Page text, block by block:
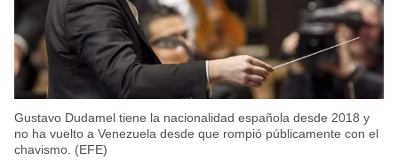
Gustavo Dudamel tiene la nacionalidad española desde 2018 y
no ha vuelto a Venezuela desde que rompió públicamente con el
chavismo. (EFE)